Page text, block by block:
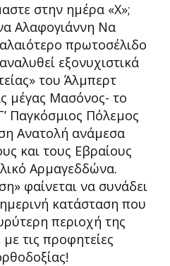
στην ημέρα «Χ»;
Αλαφογιάννη Να
πρωτοσέλιδο
εξονυχιστικά
του Άλμπερτ
μέγας Μασόνος- το
Παγκόσμιος Πόλεμος
Ανατολή ανάμεσα
και τους Εβραίους
Αρμαγεδδώνα.
φαίνεται να συνάδει
κατάσταση που
περιοχή της
τις προφητείες